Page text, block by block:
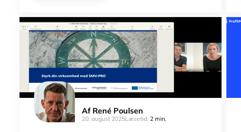
Af René Poulsen
20. august 2025Læsetid: 2 min.